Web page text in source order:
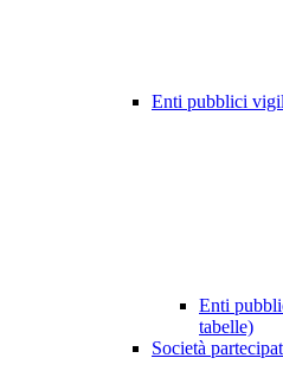
Enti pubblici
Enti
tabelle)
Società